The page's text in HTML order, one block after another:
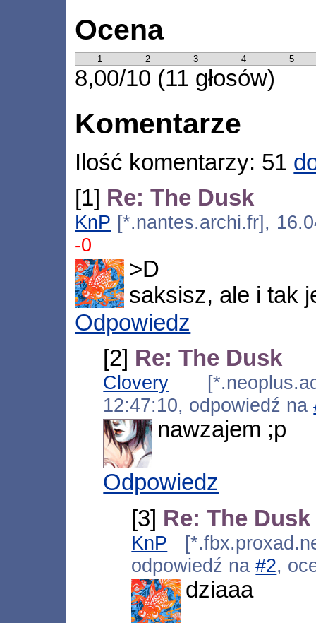
Ocena
1 2 3 4 5
8,00/10 (11 głosów)
Komentarze
Ilość komentarzy: 51
[1] Re: The Dusk
KnP [*.nantes.archi.fr],
-0
>D
saksisz, ale i tak
Odpowiedz
[2] Re: The Dusk
Clovery
12:47:10, odpowiedź na
nawzajem ;p
Odpowiedz
[3] Re: The Dusk
KnP
odpowiedź na#2,
dziaaa